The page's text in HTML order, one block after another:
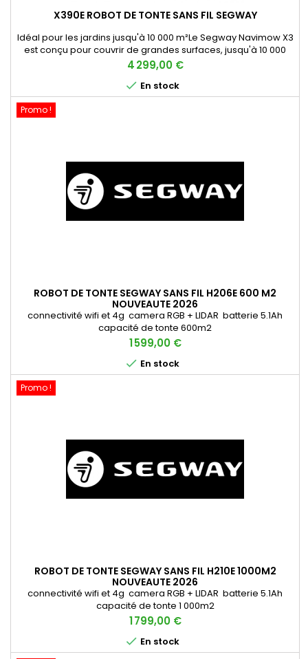
X390E ROBOT DE TONTE SANS FIL SEGWAY
Idéal pour les jardins jusqu'à 10 000 m²Le Segway Navimow X3
est conçu pour couvrir de grandes surfaces, jusqu'à 10 000
m², ce qui le rend idéal pour les grands jardins. Grâce à la
technologie avancée EFLS™ 3.0, qui combine RTK, VSLAM et
VIO, il offre une navigation précise, même dans les
environnements complexes.Contrôle depuis l'application,
Prix
4 299,00 €
 En stock
Promo !
ROBOT DE TONTE SEGWAY SANS FIL H206E 600 M2
NOUVEAUTE 2026
connectivité wifi et 4g camera RGB + LIDAR batterie 5.1Ah
capacité de tonte 600m2
Prix
1 599,00 €
 En stock
Promo !
ROBOT DE TONTE SEGWAY SANS FIL H210E 1000M2
NOUVEAUTE 2026
connectivité wifi et 4g camera RGB + LIDAR batterie 5.1Ah
capacité de tonte 1 000m2
Prix
1 799,00 €
 En stock